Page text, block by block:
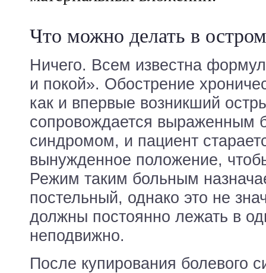
Что можно делать в
Ничего. Всем известна
и покой». Обострение
как и впервые возникший
сопровождается выраженным
синдромом, и пациент
вынужденное положение,
Режим таким больным
постельный, однако это не
должны постоянно лежать в
неподвижно.
После купирования болевого